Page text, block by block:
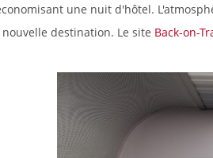
une nuit d'hôtel.
destination. Le site Back-on-